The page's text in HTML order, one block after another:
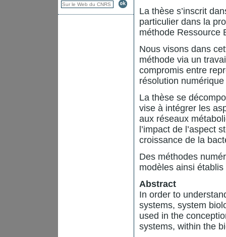
La thèse s’inscrit
particulier dans la
méthode Ressource
Nous visons dans
méthode via un
compromis entre
résolution
La thèse se
vise à intégrer les
aux réseaux
l’impact de l’aspect
croissance de la
Des méthodes
modèles ainsi
Abstract
In order to
systems, system
used in the
systems, within the